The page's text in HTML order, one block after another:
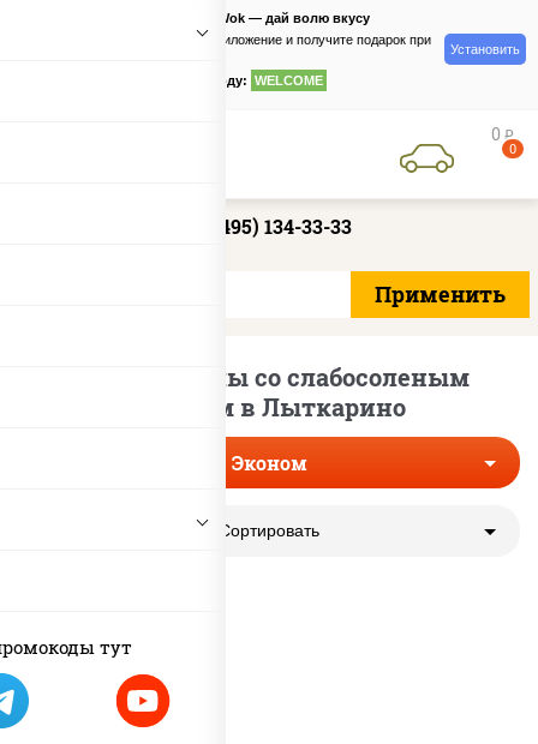
тут
PizzaSushiWok — дай волю вкусу
Скачайте приложение и получите подарок при
по промокоду: WELCOME
Установить
0 руб
0
+7 (495) 134-33-33
Эконом роллы со слабосоленым
лососем в Лыткарино
Эконом
Сортировать
рис, нори, сыр сливочный, огурцы